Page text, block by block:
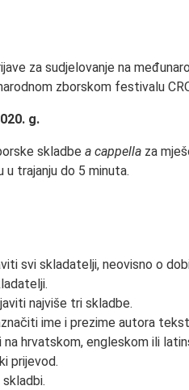
za sudjelovanje na
zborskom festivalu
g.
skladbe a cappella za
u trajanju do 5 minuta.
svi skladatelji, neovisno o
najviše tri skladbe.
ime i prezime autora
na hrvatskom, engleskom ili
prijevod.